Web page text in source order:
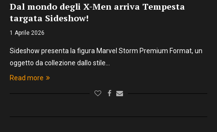
Dal mondo degli X-Men arriva Tempesta
targata Sideshow!
1 Aprile 2026
Sideshow presenta la figura Marvel Storm Premium Format, un
oggetto da collezione dallo stile…
Read more